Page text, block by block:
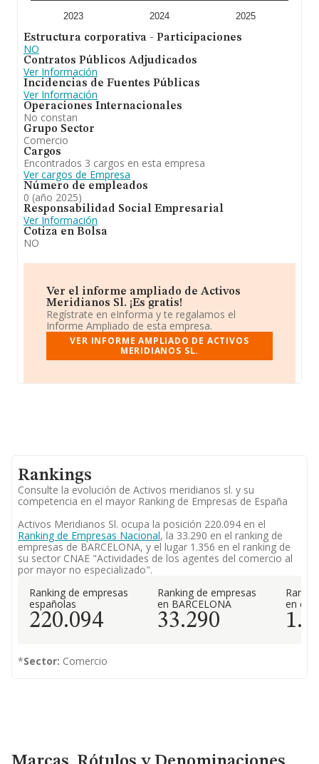
inmobiliarias. industrias manufactureras y textiles. etc.
En el ranking de provincia, la compañía ha
2023 2024 2025
Estructura corporativa - Participaciones
NO
Contratos Públicos Adjudicados
Ver Información
Incidencias de Fuentes Públicas
Ver Información
Operaciones Internacionales
No constan
Grupo Sector
Comercio
Cargos
Encontrados 3 cargos en esta empresa
Ver cargos de Empresa
Número de empleados
0 (año 2025)
Responsabilidad Social Empresarial
Ver Información
Cotiza en Bolsa
NO
Ver el informe ampliado de Activos
Meridianos Sl. ¡Es gratis!
Regístrate en eInforma y te regalamos el
Informe Ampliado de esta empresa.
VER INFORME AMPLIADO DE ACTIVOS
MERIDIANOS SL.
Rankings
Consulte la evolución de Activos meridianos sl. y su
competencia en el mayor Ranking de Empresas de España
Activos Meridianos Sl. ocupa la posición 220.094 en el
Ranking de Empresas Nacional, la 33.290 en el ranking de
empresas de BARCELONA, y el lugar 1.356 en el ranking de
su sector CNAE "Actividades de los agentes del comercio al
por mayor no especializado".
Ranking de empresas
españolas
220.094
Ranking de empresas
en BARCELONA
33.290
en el
*Sector: Comercio
Marcas, Rótulos y Denominaciones Comerciales